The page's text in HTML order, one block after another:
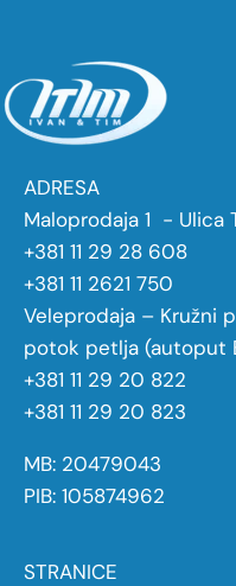
ADRESA
Maloprodaja 1 - Ulica
+381 11 29 28 608
+381 11 2621 750
Veleprodaja – Kružni
potok petlja (autoput
+381 11 29 20 822
+381 11 29 20 823
MB: 20479043
PIB: 105874962
STRANICE